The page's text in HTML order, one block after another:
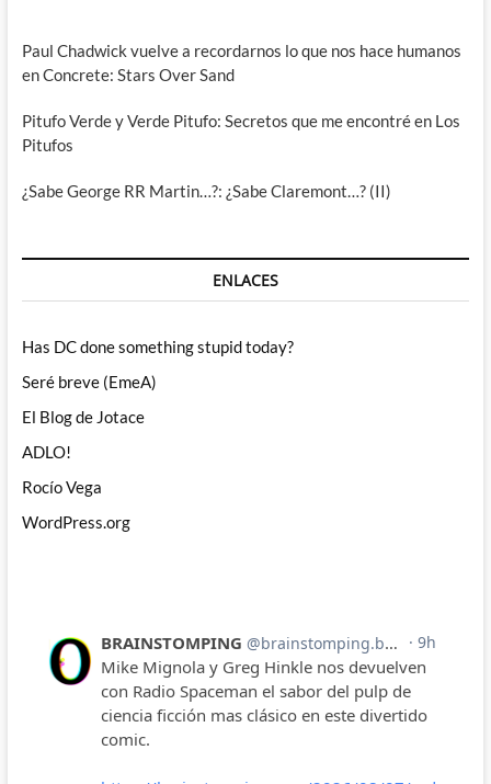
Paul Chadwick vuelve a recordarnos lo que nos hace humanos
en Concrete: Stars Over Sand
Pitufo Verde y Verde Pitufo: Secretos que me encontré en Los
Pitufos
¿Sabe George RR Martin…?: ¿Sabe Claremont…? (II)
ENLACES
Has DC done something stupid today?
Seré breve (EmeA)
El Blog de Jotace
ADLO!
Rocío Vega
WordPress.org